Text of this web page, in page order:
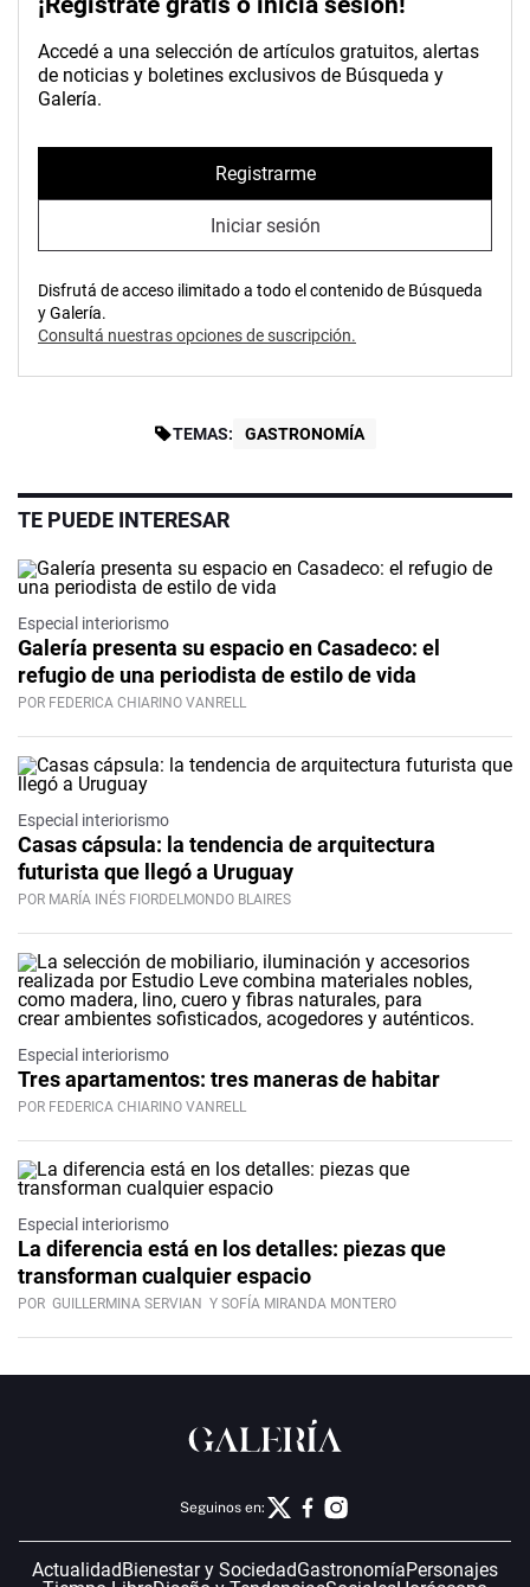
Accedé a una selección de artículos gratuitos, alertas
de noticias y boletines exclusivos de Búsqueda y
Galería.
Registrarme
Iniciar sesión
Disfrutá de acceso ilimitado a todo el contenido de Búsqueda
y Galería.
Consultá nuestras opciones de suscripción.
TEMAS: GASTRONOMÍA
TE PUEDE INTERESAR
Especial interiorismo
Galería presenta su espacio en Casadeco: el
refugio de una periodista de estilo de vida
POR FEDERICA CHIARINO VANRELL
Especial interiorismo
Casas cápsula: la tendencia de arquitectura
futurista que llegó a Uruguay
POR MARÍA INÉS FIORDELMONDO BLAIRES
Especial interiorismo
Tres apartamentos: tres maneras de habitar
POR FEDERICA CHIARINO VANRELL
Especial interiorismo
La diferencia está en los detalles: piezas que
transforman cualquier espacio
POR GUILLERMINA SERVIAN Y SOFÍA MIRANDA MONTERO
Seguinos en:
Actualidad Bienestar y SociedadGastronomíaPersonajes